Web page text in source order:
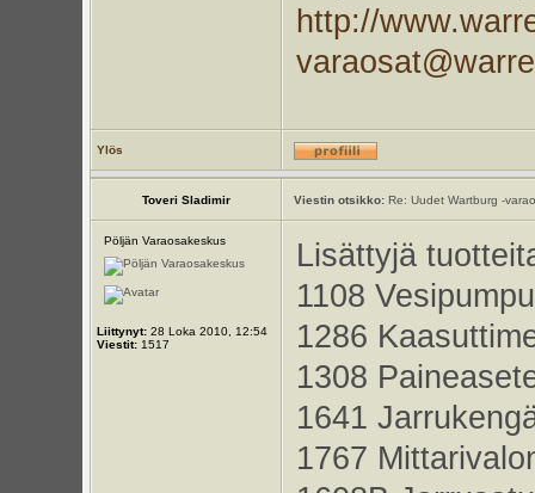
http://
Ylös
Toveri Sladimir Viestin otsikko:Re: Uudet Wartburg -
Pöljän Varaosakeskus
Liittynyt:28 Loka 2010, 12:54
Viestit:1517
Lisättyjä
1108
1286
1308
1641
1767